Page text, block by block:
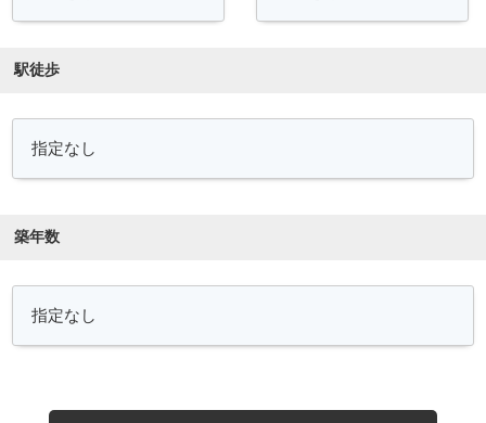
駅徒歩
築年数